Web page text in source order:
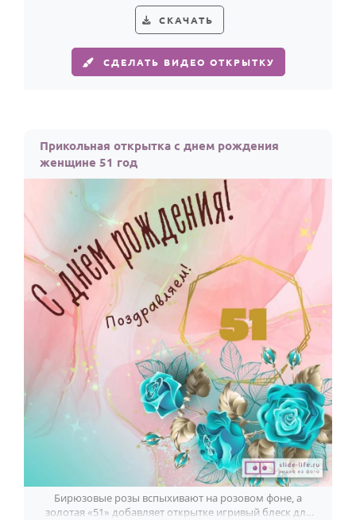
Все родственники
ПЕРСОНАЛЬНЫЕ
Пожелания
СКАЧАТЬ
СДЕЛАТЬ ВИДЕО ОТКРЫТКУ
Прикольная открытка с днем рождения
женщине 51 год
Бирюзовые розы вспыхивают на розовом фоне, а
золотая «51» добавляет открытке игривый блеск для